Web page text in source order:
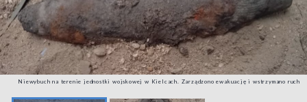
Niewybuch na terenie jednostki wojskowej w Kielcach. Zarządzono ewakuację i wstrzymano ruch